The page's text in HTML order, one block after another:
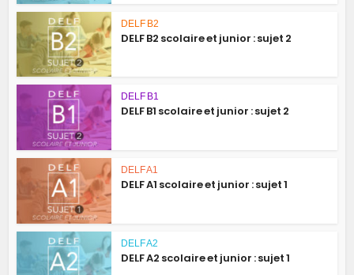
DELF B2
DELF B2 scolaire et junior : sujet 2
DELF B1
DELF B1 scolaire et junior : sujet 2
DELF A1
DELF A1 scolaire et junior : sujet 1
DELF A2
DELF A2 scolaire et junior : sujet 1